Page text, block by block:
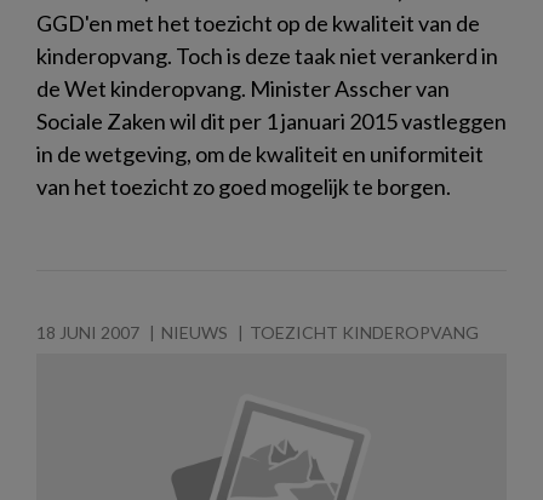
GGD'en met het toezicht op de kwaliteit van de
kinderopvang. Toch is deze taak niet verankerd in
de Wet kinderopvang. Minister Asscher van
Sociale Zaken wil dit per 1 januari 2015 vastleggen
in de wetgeving, om de kwaliteit en uniformiteit
van het toezicht zo goed mogelijk te borgen.
18 JUNI 2007 NIEUWS TOEZICHT KINDEROPVANG